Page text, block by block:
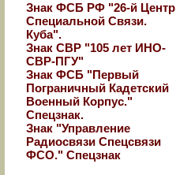
Знак ФСБ РФ "26-й Центр
Специальной Связи.
Куба".
Знак СВР "105 лет ИНО-
СВР-ПГУ"
Знак ФСБ "Первый
Пограничный Кадетский
Военный Корпус."
Спецзнак.
Знак "Управление
Радиосвязи Спецсвязи
ФСО." Спецзнак